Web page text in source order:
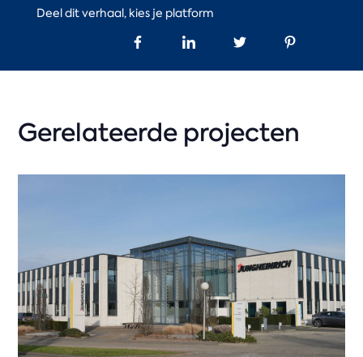
Deel dit verhaal, kies je platform
Gerelateerde projecten